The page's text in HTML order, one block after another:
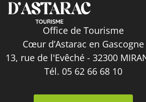
Office de Tourisme
Cœur d’Astarac en Gascogne
13, rue de l'Evêché - 32300
Tél. 05 62 66 68 10